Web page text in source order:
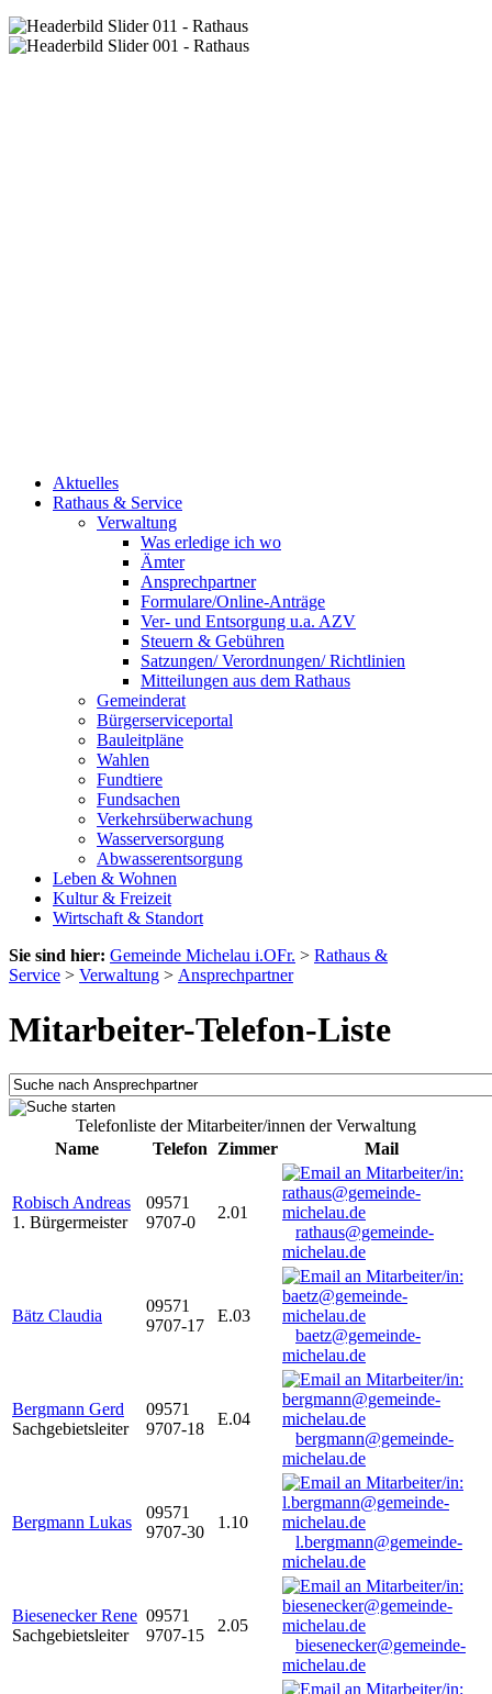
Aktuelles
Rathaus & Service
Verwaltung
Was erledige ich wo
Ämter
Ansprechpartner
Formulare/Online-Anträge
Ver- und Entsorgung u.a. AZV
Steuern & Gebühren
Satzungen/ Verordnungen/ Richtlinien
Mitteilungen aus dem Rathaus
Gemeinderat
Bürgerserviceportal
Bauleitpläne
Wahlen
Fundtiere
Fundsachen
Verkehrsüberwachung
Wasserversorgung
Abwasserentsorgung
Leben & Wohnen
Kultur & Freizeit
Wirtschaft & Standort
Sie sind hier: Gemeinde Michelau i.OFr. > Rathaus &
Service > Verwaltung > Ansprechpartner
Mitarbeiter-Telefon-Liste
Telefonliste der Mitarbeiter/innen der Verwaltung
Name
Telefon Zimmer Mail
Robisch Andreas
1. Bürgermeister
09571
9707-0
2.01
rathaus@gemeinde-
michelau.de
Bätz Claudia
09571
9707-17
E.03
baetz@gemeinde-
michelau.de
Bergmann Gerd
Sachgebietsleiter
09571
9707-18
E.04
bergmann@gemeinde-
michelau.de
Bergmann Lukas
09571
9707-30
1.10
l.bergmann@gemeinde-
michelau.de
Biesenecker Rene
Sachgebietsleiter
09571
9707-15
2.05
biesenecker@gemeinde-
michelau.de